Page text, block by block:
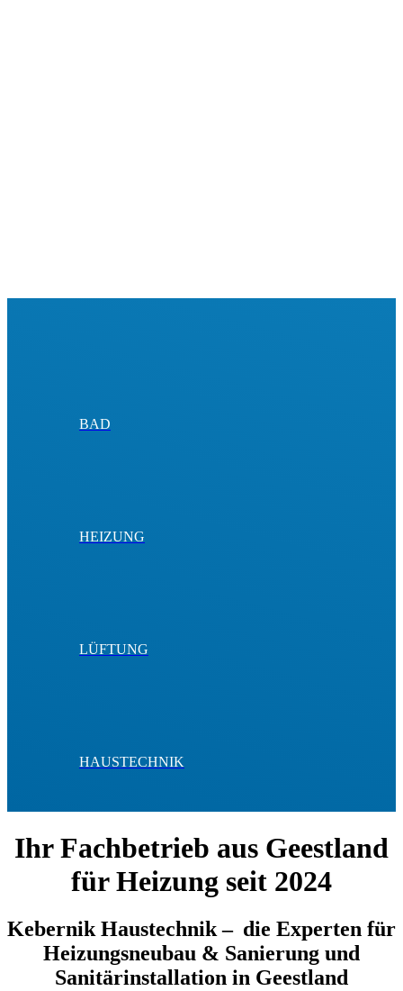
BAD
HEIZUNG
LÜFTUNG
HAUSTECHNIK
Ihr Fachbetrieb aus Geestland
für Heizung seit 2024
Kebernik Haustechnik– die Experten für
Heizungsneubau & Sanierung und
Sanitärinstallation in Geestland